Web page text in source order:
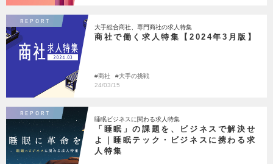
REPORT
大手総合商社、専門商社の求人特集
商社で働く求人特集【2024年3月版】
商社
大手の挑戦
24/03/15
REPORT
睡眠ビジネスに関わる求人特集
「睡眠」の課題を、ビジネスで解決せ
よ｜睡眠テック・ビジネスに携わる求
人特集